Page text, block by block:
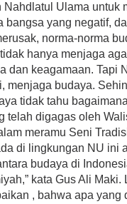
Nahdlatul Ulama untuk
bangsa yang negatif,
norma-norma
hanya menjaga
dan keagamaan. Tapi
menjaga budaya.
tidak tahu
telah digagas oleh
meramu Seni
di lingkungan NU ini
budaya di
kata Gus Ali Maki.
, bahwa apa yang